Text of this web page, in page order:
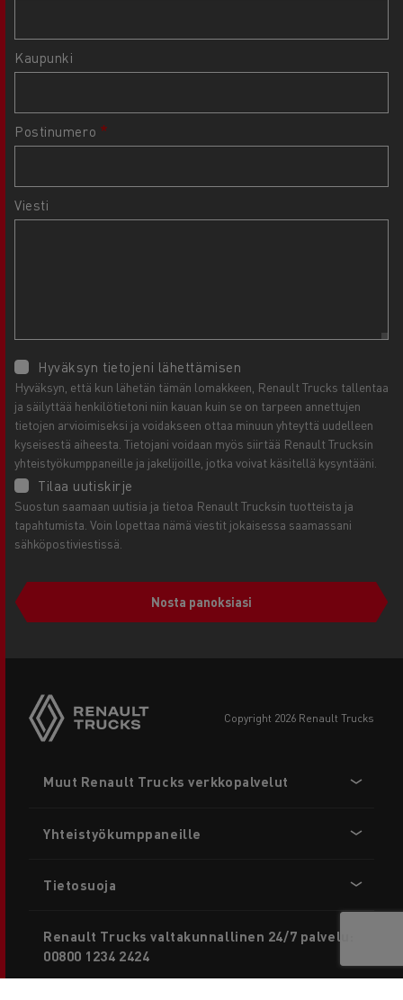
Kaupunki
Postinumero
Viesti
Hyväksyn tietojeni lähettämisen
Hyväksyn, että kun lähetän tämän lomakkeen, Renault Trucks tallentaa
ja säilyttää henkilötietoni niin kauan kuin se on tarpeen annettujen
tietojen arvioimiseksi ja voidakseen ottaa minuun yhteyttä uudelleen
kyseisestä aiheesta. Tietojani voidaan myös siirtää Renault Trucksin
yhteistyökumppaneille ja jakelijoille, jotka voivat käsitellä kysyntääni.
Tilaa uutiskirje
Suostun saamaan uutisia ja tietoa Renault Trucksin tuotteista ja
tapahtumista. Voin lopettaa nämä viestit jokaisessa saamassani
sähköpostiviestissä.
Nosta panoksiasi
copyright 2026 Renault Trucks
menu
Muut Renault Trucks verkkopalvelut
Yhteistyökumppaneille
Tietosuoja
Renault Trucks valtakunnallinen 24/7 palvelu:
00800 1234 2424